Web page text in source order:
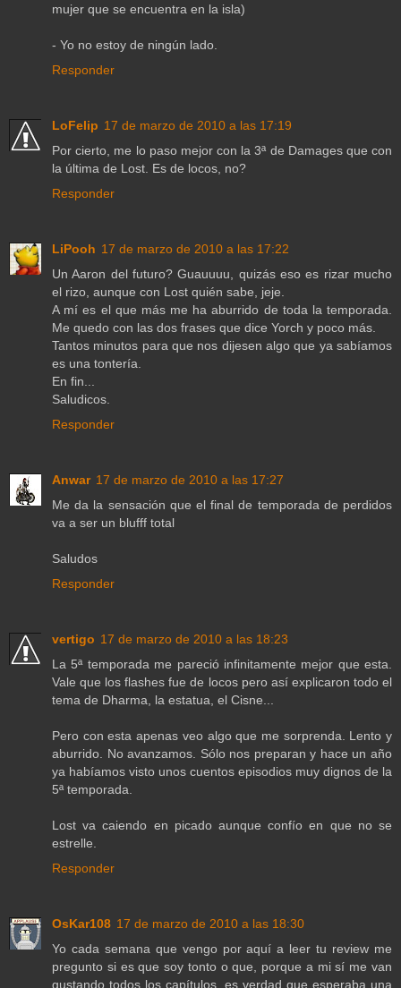
mujer que se encuentra en la isla)
- Yo no estoy de ningún lado.
Responder
LoFelip 17 de marzo de 2010 a las 17:19
Por cierto, me lo paso mejor con la 3ª de Damages que con
la última de Lost. Es de locos, no?
Responder
LiPooh 17 de marzo de 2010 a las 17:22
Un Aaron del futuro? Guauuuu, quizás eso es rizar mucho
el rizo, aunque con Lost quién sabe, jeje.
A mí es el que más me ha aburrido de toda la temporada.
Me quedo con las dos frases que dice Yorch y poco más.
Tantos minutos para que nos dijesen algo que ya sabíamos
es una tontería.
En fin...
Saludicos.
Responder
Anwar 17 de marzo de 2010 a las 17:27
Me da la sensación que el final de temporada de perdidos
va a ser un blufff total
Saludos
Responder
vertigo 17 de marzo de 2010 a las 18:23
La 5ª temporada me pareció infinitamente mejor que esta.
Vale que los flashes fue de locos pero así explicaron todo el
tema de Dharma, la estatua, el Cisne...
Pero con esta apenas veo algo que me sorprenda. Lento y
aburrido. No avanzamos. Sólo nos preparan y hace un año
ya habíamos visto unos cuentos episodios muy dignos de la
5ª temporada.
Lost va caiendo en picado aunque confío en que no se
estrelle.
Responder
OsKar108 17 de marzo de 2010 a las 18:30
Yo cada semana que vengo por aquí a leer tu review me
pregunto si es que soy tonto o que, porque a mi sí me van
gustando todos los capítulos, es verdad que esperaba una